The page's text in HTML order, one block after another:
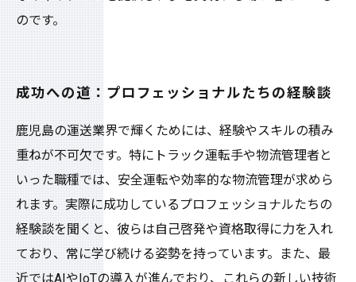
のです。
成功への道：プロフェッショナルたちの経験談
鹿児島の運送業界で輝くためには、経験やスキルの積み
重ねが不可欠です。特にトラック運転手や物流管理者と
いった職種では、安全運転や効率的な物流管理が求めら
れます。実際に成功しているプロフェッショナルたちの
経験談を聞くと、彼らは自己啓発や資格取得に力を入れ
ており、常に学び続ける姿勢を持っています。また、最
近ではAIやIoTの導入が進んでおり、これらの新しい技術